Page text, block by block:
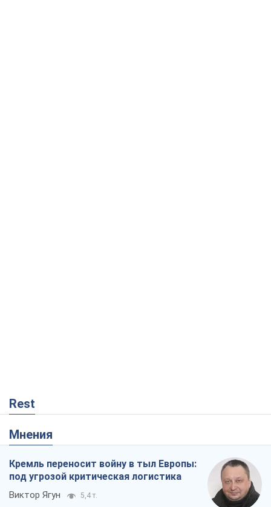
Rest
Мнения
Кремль переносит войну в тыл Европы:
под угрозой критическая логистика
Виктор Ягун 5,4 т.